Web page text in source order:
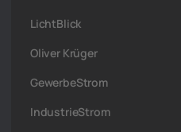
LichtBlick
Oliver Krüger
GewerbeStrom
IndustrieStrom